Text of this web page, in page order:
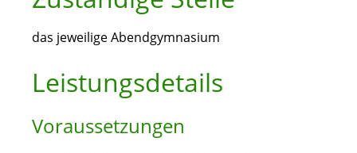
das jeweilige Abendgymnasium
Leistungsdetails
Voraussetzungen